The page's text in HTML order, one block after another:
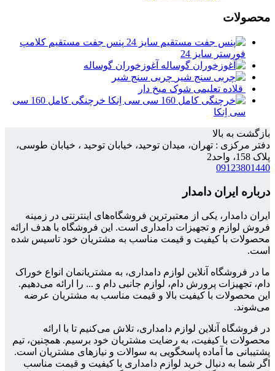
محصولات
پنس جفت مستقیم کلامپ
فورستر سایز 24
آغوزخوران گوساله
چربی سنج شیر
قلاده تعلیمی شوک میخ دار
خرچنگی کامل 160 سی
سی اِنکا
بازگشت به بالا
دفتر مرکزی : تهران، میدان توحید، خیابان توحید ، خیابان طوسی،
پلاک 158، واحد2
09123801440
درباره ایران دامدار
ایران دامدار، یکی از معتبرترین فروشگاه‌های اینترنتی در زمینه
فروش لوازم و تجهیزات دامداری است. این فروشگاه با هدف ارائه
محصولات با کیفیت و قیمت مناسب به مشتریان خود تاسیس شده
است.
ما در فروشگاه آنلاین لوازم دامداری، به مشتریانمان انواع خوراک
دام، تجهیزات پرورش دام، لوازم جانبی دام و ... را ارائه می‌دهیم.
این محصولات با کیفیت بالا و قیمت مناسب به مشتریان عرضه
می‌شوند.
در فروشگاه آنلاین لوازم دامداری، تلاش می‌کنیم تا با ارائه
محصولات با کیفیت، به رضایت مشتریان خود برسیم. همچنین، تیم
پشتیبانی ما آماده پاسخگویی به سوالات و نیازهای مشتریان است.
اگر شما به دنبال خرید لوازم دامداری با کیفیت و قیمت مناسب